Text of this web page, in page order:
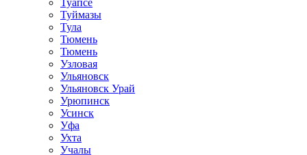
Туапсе
Туймазы
Тула
Тюмень
Тюмень
Узловая
Ульяновск
Ульяновск Урай
Урюпинск
Усинск
Уфа
Ухта
Учалы